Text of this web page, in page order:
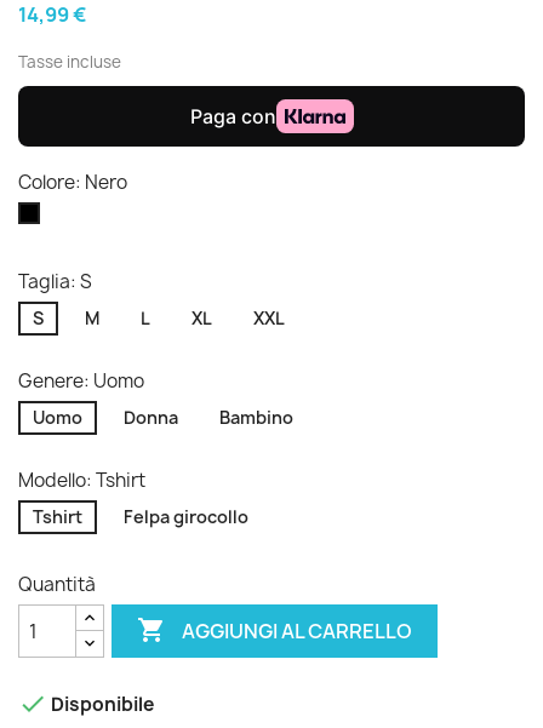
14,99 €
Tasse incluse
Colore: Nero
Taglia: S
S M L XL XXL
Genere: Uomo
Uomo Donna Bambino
Modello: Tshirt
Tshirt Felpa girocollo
Quantità
 AGGIUNGI AL CARRELLO
 Disponibile